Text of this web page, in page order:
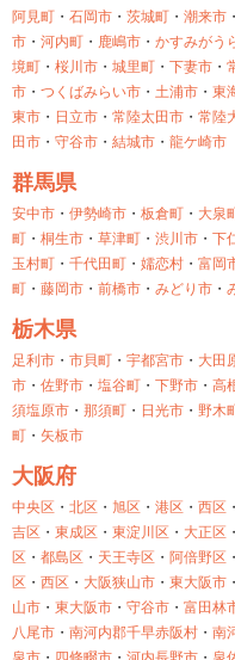
阿見町 ・ 石岡市 ・ 茨城町 ・ 潮来市 ・
市 ・ 河内町 ・ 鹿嶋市 ・ かすみがう
境町 ・ 桜川市 ・ 城里町 ・ 下妻市 ・
市 ・ つくばみらい市 ・ 土浦市 ・ 東
東市 ・ 日立市 ・ 常陸太田市 ・ 常陸
田市 ・ 守谷市 ・ 結城市 ・ 龍ケ崎市
群馬県
安中市 ・ 伊勢崎市 ・ 板倉町 ・ 大泉
町 ・ 桐生市 ・ 草津町 ・ 渋川市 ・ 下
玉村町 ・ 千代田町 ・ 嬬恋村 ・ 富岡
町 ・ 藤岡市 ・ 前橋市 ・ みどり市 ・
栃木県
足利市 ・ 市貝町 ・ 宇都宮市 ・ 大田
市 ・ 佐野市 ・ 塩谷町 ・ 下野市 ・ 高
須塩原市 ・ 那須町 ・ 日光市 ・ 野木
町 ・ 矢板市
大阪府
中央区 ・ 北区 ・ 旭区 ・ 港区 ・ 西区 ・
吉区 ・ 東成区 ・ 東淀川区 ・ 大正区 ・
区 ・ 都島区 ・ 天王寺区 ・ 阿倍野区 ・
区 ・ 西区 ・ 大阪狭山市 ・ 東大阪市 ・
山市 ・ 東大阪市 ・ 守谷市 ・ 富田林
八尾市 ・ 南河内郡千早赤阪村 ・ 南